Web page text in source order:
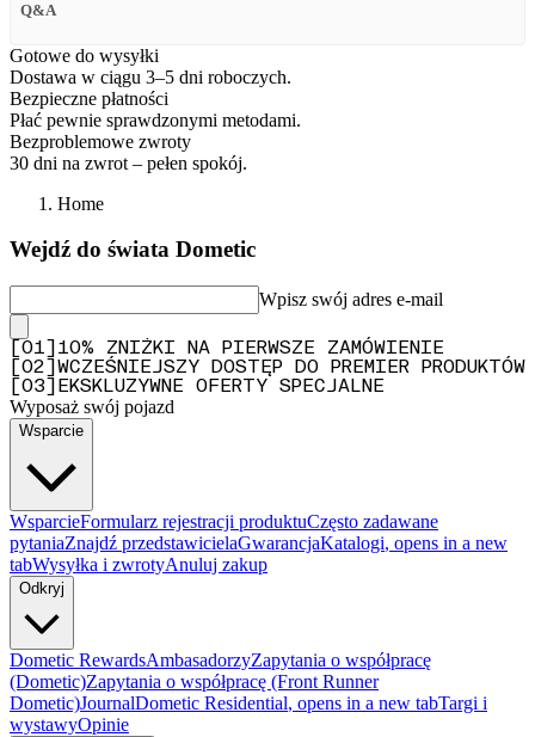
Q&A
Gotowe do wysyłki
Dostawa w ciągu 3–5 dni roboczych.
Bezpieczne płatności
Płać pewnie sprawdzonymi metodami.
Bezproblemowe zwroty
30 dni na zwrot – pełen spokój.
Home
Wejdź do świata Dometic
Wpisz swój adres e-mail
01
10% ZNIŻKI NA PIERWSZE ZAMÓWIENIE
02
WCZEŚNIEJSZY DOSTĘP DO PREMIER PRODUKTÓW
03 EKSKLUZYWNE OFERTY SPECJALNE
Wyposaż swój pojazd
Wsparcie
WsparcieFormularz rejestracji produktuCzęsto zadawane
pytaniaZnajdź przedstawicielaGwarancjaKatalogi, opens in a new
tabWysyłka i zwrotyAnuluj zakup
Odkryj
Dometic RewardsAmbasadorzyZapytania o współpracę
(Dometic)Zapytania o współpracę (Front Runner
Dometic)JournalDometic Residential, opens in a new tabTargi i
wystawyOpinie